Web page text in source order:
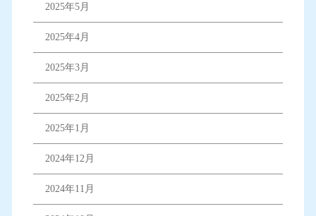
2025年5月
2025年4月
2025年3月
2025年2月
2025年1月
2024年12月
2024年11月